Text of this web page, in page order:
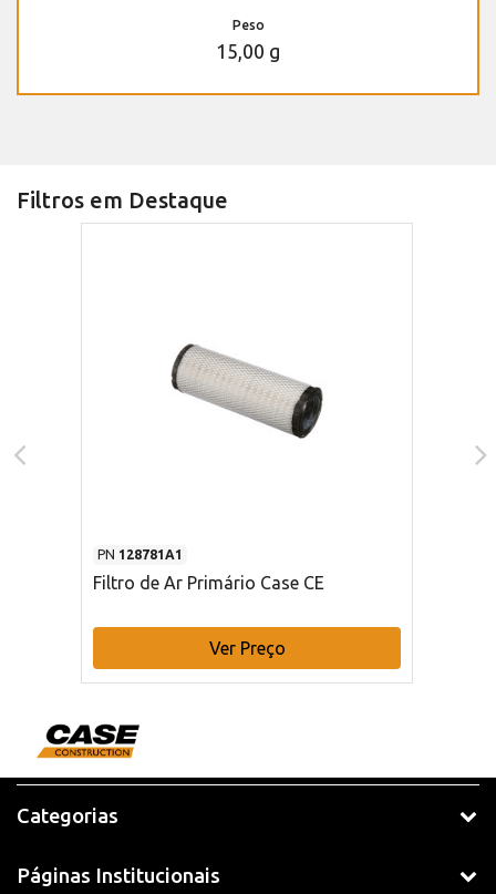
Peso
15,00 g
Filtros em Destaque
PN 128781A1
Filtro de Ar Primário Case CE
Ver Preço
Categorias
Páginas Institucionais